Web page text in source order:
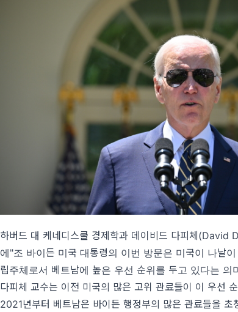
하버드 대 케네디스쿨 경제학과 데이비드 다피체(David
에"조 바이든 미국 대통령의 이번 방문은 미국이 나날
립주체로서 베트남에 높은 우선 순위를 두고 있다는 의
다피체 교수는 이전 미국의 많은 고위 관료들이 이 우선
2021년부터 베트남은 바이든 행정부의 많은 관료들을 초